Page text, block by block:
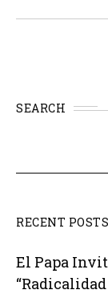
SEARCH
RECENT POSTS
El Papa